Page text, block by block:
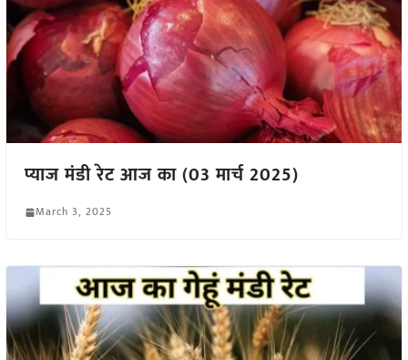
प्याज मंडी रेट आज का (03 मार्च 2025)
March 3, 2025